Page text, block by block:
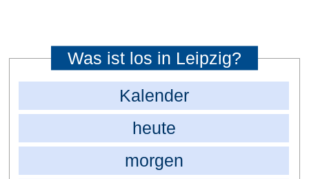
Was ist los in Leipzig?
Kalender
heute
morgen